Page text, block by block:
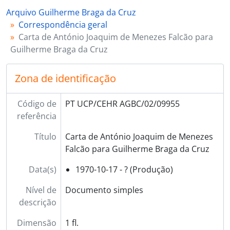
[Documento simples] 09957 - Carta de Maria das Dores [?] para Guilherme Braga da Cruz, 1970-10-19 - ?
[Documento simples] 09958 - Carta de Domingos Portela para Guilherme Braga da Cruz, 1970-10-19 - ?
[Documento simples] 09959 - Carta de José [de Sousa Gomes] para o sobrinho Guilherme Braga da Cruz, 1970-10-20 - ?
[Documento simples] 09960 - Carta de José Eduardo Mendes Ferrão para o primo Guilherme Braga da Cruz, 1970-10-20 - ?
[Documento simples] 09961 - Carta de António da Cruz Rodrigues para Guilherme Braga da Cruz, 1970-10-21 - ?
[Documento simples] 09963 - Carta de Luís Filipe Gama Lobo Xavier para Guilherme Braga da Cruz, 1970-10-22 - ?
[Documento simples] 09964 - Carta de Fernando José de Castro Ferreira para o padrinho Guilherme Braga da Cruz, 1970-10-23 - ?
[Documento simples] 09965 - Carta de Vítor Manuel Mendes Morão para Guilherme Braga da Cruz, 1970-10-26 - ?
[Documento simples] 09966 - Cartão de António da Cruz Rodrigues para Guilherme Braga da Cruz, 1970-10-26 - ?
[Documento simples] 09967 - Carta de Jorge de Mendonça Torres para Guilherme Braga da Cruz, 1970-10-26 - ?
[Documento simples] 09968 - Cartão de Eduardo Arala Chaves para Guilherme Braga da Cruz, 1970-10-28 - ?
[Documento simples] 09969 - Carta de Raúl de Campos Machado para Guilherme Braga da Cruz, 1970-10-29 - ?
[Documento simples] 09970 - Carta de Prabhacar Visvambor Canencar para Guilherme Braga da Cruz, 1970-11-01 - ?
[Documento simples] 09972 - Carta de Fernando Maia de Carvalho para Guilherme Braga da Cruz, 1970-11-02 - ?
[Documento simples] 09973 - Cartão de Maria Salomé Ferro Tavares Baptista para Guilherme Braga da Cruz, 1970-11-02 - ?
[Documento simples] 09974 - Carta de Manuel de Jesus da Silva Guerra para Guilherme Braga da Cruz, 1970-11-04 - ?
Arquivo Guilherme Braga da Cruz
Correspondência geral
Carta de António Joaquim de Menezes Falcão para
Guilherme Braga da Cruz
Zona de identificação
Código de
referência
PT UCP/CEHR AGBC/02/09955
Título
Carta de António Joaquim de Menezes
Falcão para Guilherme Braga da Cruz
Data(s)
1970-10-17 - ? (Produção)
Nível de
descrição
Documento simples
Dimensão
1 fl.